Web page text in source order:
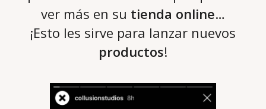
ver más en su tienda online…
¡Esto les sirve para lanzar nuevos
productos!